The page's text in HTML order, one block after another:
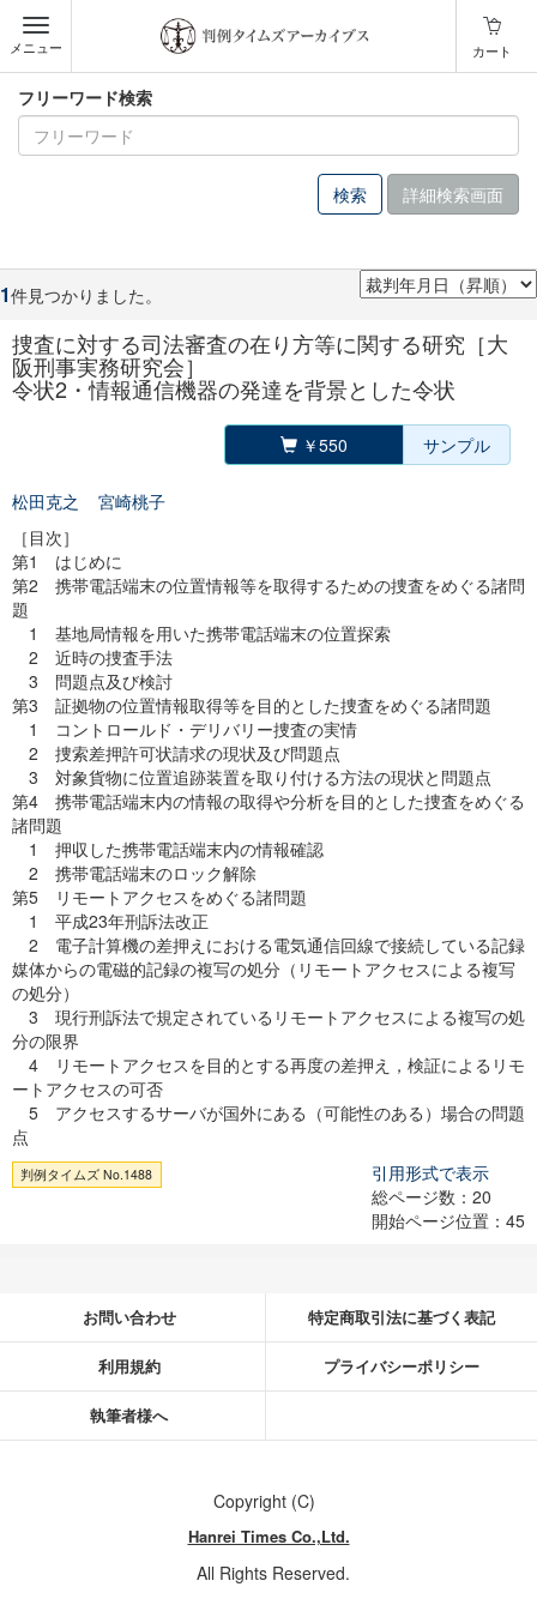
メニュー カート
フリーワード検索
詳細検索画面
1件見つかりました。
捜査に対する司法審査の在り方等に関する研究［大
阪刑事実務研究会］
令状2・情報通信機器の発達を背景とした令状
￥550 サンプル
松田克之
宮崎桃子
［目次］
第1 はじめに
第2 携帯電話端末の位置情報等を取得するための捜査をめぐる諸問
題
1 基地局情報を用いた携帯電話端末の位置探索
2 近時の捜査手法
3 問題点及び検討
第3 証拠物の位置情報取得等を目的とした捜査をめぐる諸問題
1 コントロールド・デリバリー捜査の実情
2 捜索差押許可状請求の現状及び問題点
3 対象貨物に位置追跡装置を取り付ける方法の現状と問題点
第4 携帯電話端末内の情報の取得や分析を目的とした捜査をめぐる
諸問題
1 押収した携帯電話端末内の情報確認
2 携帯電話端末のロック解除
第5 リモートアクセスをめぐる諸問題
1 平成23年刑訴法改正
2 電子計算機の差押えにおける電気通信回線で接続している記録
媒体からの電磁的記録の複写の処分（リモートアクセスによる複写
の処分）
3 現行刑訴法で規定されているリモートアクセスによる複写の処
分の限界
4 リモートアクセスを目的とする再度の差押え，検証によるリモ
ートアクセスの可否
5 アクセスするサーバが国外にある（可能性のある）場合の問題
点
判例タイムズ No.1488
引用形式で表示
総ページ数：20
開始ページ位置：45
お問い合わせ 特定商取引法に基づく表記
利用規約 プライバシーポリシー
執筆者様へ
Copyright (C)
Hanrei Times Co.,Ltd.
All Rights Reserved.